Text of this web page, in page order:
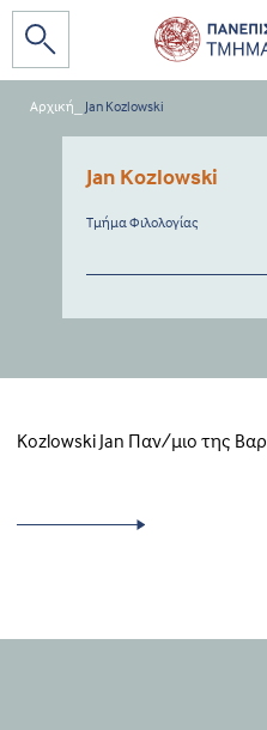
Αρχική Jan Kozlowski
Kozlowski Jan Παν/μιο της
Jan Kozlowski
Τμήμα Φιλολογίας